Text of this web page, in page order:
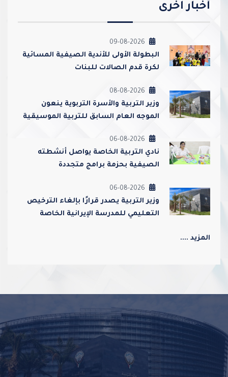
أخبار اخرى
09-08-2026
‏البطولة الأولى للأندية الصيفية المسائية
لكرة قدم الصالات للبنات
08-08-2026
وزير التربية والأسرة التربوية ينعون
الموجه العام السابق للتربية الموسيقية
06-08-2026
نادي التربية الخاصة يواصل أنشطته
الصيفية بحزمة برامج متجددة
06-08-2026
وزير التربية يصدر قرارًا بإلغاء الترخيص
التعليمي للمدرسة الإيرانية الخاصة
المزيد ....